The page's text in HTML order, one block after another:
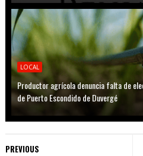
LOCAL
Productor agrícola denuncia falta de
de Puerto Escondido de Duvergé
PREVIOUS